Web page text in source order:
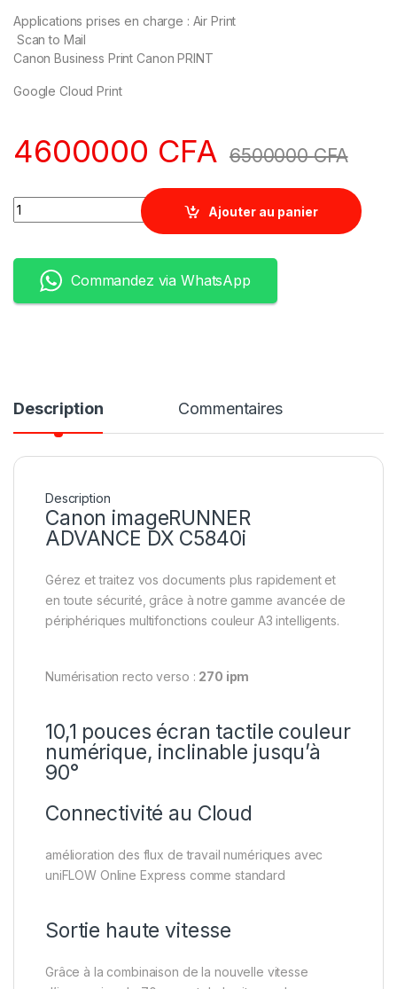
Applications prises en charge : Air Print
Scan to Mail
Canon Business Print Canon PRINT
Google Cloud Print
4600000 CFA 6500000CFA
Quantity
Ajouter au panier
Commandez via WhatsApp
Description Commentaires
Description
Canon imageRUNNER
ADVANCE DX C5840i
Gérez et traitez vos documents plus rapidement et
en toute sécurité, grâce à notre gamme avancée de
périphériques multifonctions couleur A3 intelligents.
Numérisation recto verso : 270 ipm
10,1 pouces écran tactile couleur
numérique, inclinable jusqu’à
90°
Connectivité au Cloud
amélioration des flux de travail numériques avec
uniFLOW Online Express comme standard
Sortie haute vitesse
Grâce à la combinaison de la nouvelle vitesse